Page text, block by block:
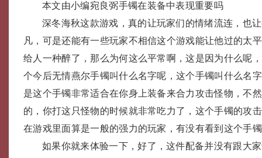
本文由小编宛良弼手镯在装备中表现重要吗
深冬海秋这款游戏，真的让玩家们的情绪流连，也
凡，可是还能有一些玩家不相信这个游戏能让他过的太
给人一种醉了，那么为何这么平常啊，这是因为什么呢
个今后无情燕尔手镯叫什么名字呢，这个手镯叫什么名
是这个手镯非常适合在你身上装备来合力攻击怪物，不
的，你打这只怪物的时候就非常吃力了，这个手镯的攻
在游戏里面算是一般的强力的玩家，有没有看到这个手
如果你就来体验一下，好了，这件配备并没有跟大